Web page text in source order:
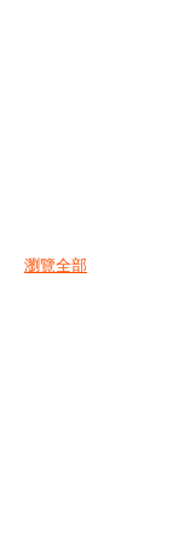
瀏覽全部